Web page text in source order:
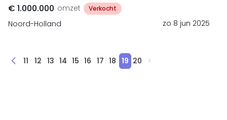
€ 1.000.000 omzet Verkocht
Noord-Holland zo 8 jun 2025
11 12 13 14 15 16 17 18 19 20